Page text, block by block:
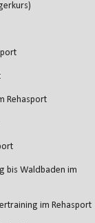
Rehasport
bis Waldbaden im
im Rehasport